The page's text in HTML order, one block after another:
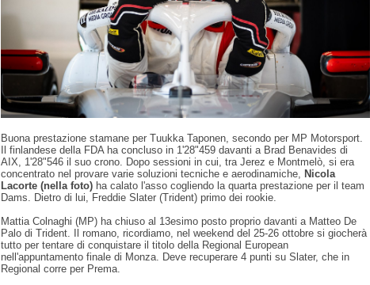
Buona prestazione stamane per Tuukka Taponen, secondo per MP Motorsport.
Il finlandese della FDA ha concluso in 1'28"459 davanti a Brad Benavides di
AIX, 1'28"546 il suo crono. Dopo sessioni in cui, tra Jerez e Montmelò, si era
concentrato nel provare varie soluzioni tecniche e aerodinamiche, Nicola
Lacorte (nella foto) ha calato l'asso cogliendo la quarta prestazione per il team
Dams. Dietro di lui, Freddie Slater (Trident) primo dei rookie.
Mattia Colnaghi (MP) ha chiuso al 13esimo posto proprio davanti a Matteo De
Palo di Trident. Il romano, ricordiamo, nel weekend del 25-26 ottobre si giocherà
tutto per tentare di conquistare il titolo della Regional European
nell'appuntamento finale di Monza. Deve recuperare 4 punti su Slater, che in
Regional corre per Prema.